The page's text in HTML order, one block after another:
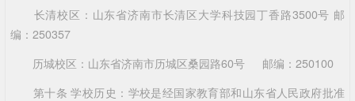
长清校区：山东省济南市长清区大学科技园丁香路3500号 邮
编：250357
历城校区：山东省济南市历城区桑园路60号 邮编：250100
第十条 学校历史：学校是经国家教育部和山东省人民政府批准